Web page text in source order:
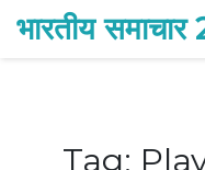
भारतीय समाचार
Tag: